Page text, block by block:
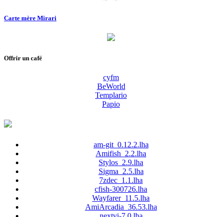
Carte mère Mirari
Offrir un café
cyfm
BeWorld
Templario
Papio
am-git_0.12.2.lha
Amifish_2.2.lha
Stylos_2.9.lha
Sigma_2.5.lha
7zdec_1.1.lha
cfish-300726.lha
Wayfarer_11.5.lha
AmiArcadia_36.53.lha